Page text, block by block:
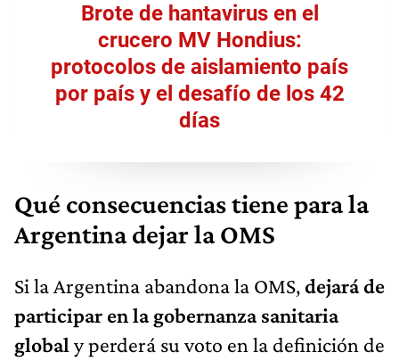
Brote de hantavirus en el
crucero MV Hondius:
protocolos de aislamiento país
por país y el desafío de los 42
días
Qué consecuencias tiene para la
Argentina dejar la OMS
Si la Argentina abandona la OMS,dejará de
participar en la gobernanza sanitaria
global y perderá su voto en la definición de